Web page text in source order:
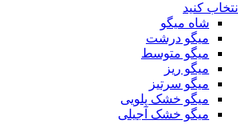
انتخاب کنید
شاه میگو
میگو درشت
میگو متوسط
میگو ریز
میگو سرتیز
میگو خشک پلویی
میگو خشک آجیلی